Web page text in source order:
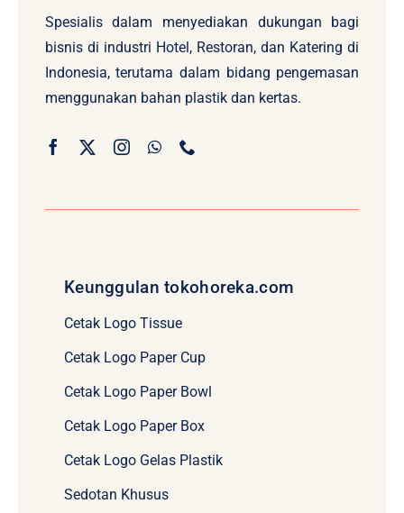
Spesialis dalam menyediakan dukungan bagi
bisnis di industri Hotel, Restoran, dan Katering di
Indonesia, terutama dalam bidang pengemasan
menggunakan bahan plastik dan kertas.
Keunggulan tokohoreka.com
Cetak Logo Tissue
Cetak Logo Paper Cup
Cetak Logo Paper Bowl
Cetak Logo Paper Box
Cetak Logo Gelas Plastik
Sedotan Khusus